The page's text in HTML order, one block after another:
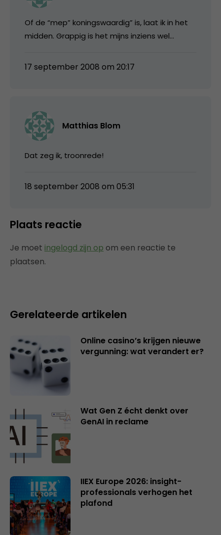
Of de “mep” koningswaardig” is, laat ik in het
midden. Grappig is het mijns inziens wel…
17 september 2008 om 20:17
Matthias Blom
Dat zeg ik, troonrede!
18 september 2008 om 05:31
Plaats reactie
Je moet ingelogd zijn op om een reactie te
plaatsen.
Gerelateerde artikelen
Online casino’s krijgen nieuwe
vergunning: wat verandert er?
Wat Gen Z écht denkt over
GenAI in reclame
IIEX Europe 2026: insight-
professionals verhogen het
plafond